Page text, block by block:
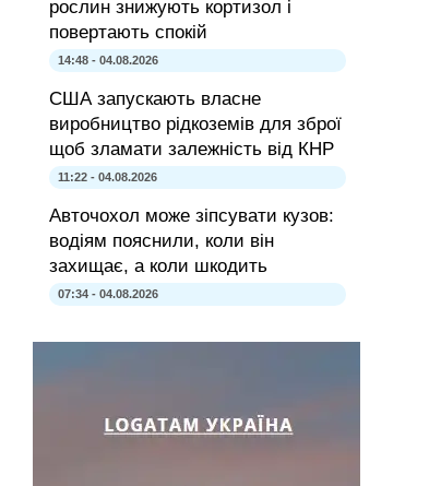
рослин знижують кортизол і
повертають спокій
14:48 - 04.08.2026
США запускають власне
виробництво рідкоземів для зброї
щоб зламати залежність від КНР
11:22 - 04.08.2026
Авточохол може зіпсувати кузов:
водіям пояснили, коли він
захищає, а коли шкодить
07:34 - 04.08.2026